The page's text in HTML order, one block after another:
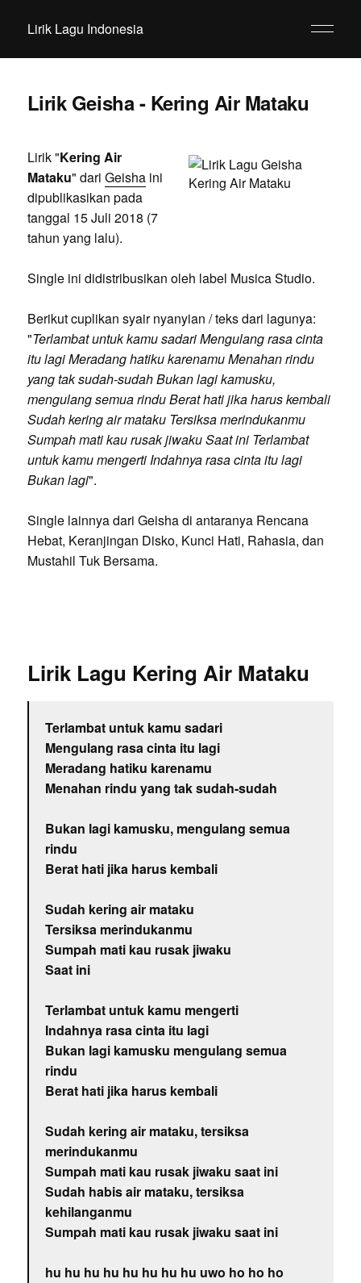
Lirik Lagu Indonesia
Lirik Geisha - Kering Air Mataku
Lirik "Kering Air
Mataku" dari Geishaini
dipublikasikan pada
tanggal 15 Juli 2018 (7
tahun yang lalu).
Single ini didistribusikan oleh label Musica Studio.
Berikut cuplikan syair nyanyian / teks dari lagunya:
"Terlambat untuk kamu sadari Mengulang rasa cinta
itu lagi Meradang hatiku karenamu Menahan rindu
yang tak sudah-sudah Bukan lagi kamusku,
mengulang semua rindu Berat hati jika harus kembali
Sudah kering air mataku Tersiksa merindukanmu
Sumpah mati kau rusak jiwaku Saat ini Terlambat
untuk kamu mengerti Indahnya rasa cinta itu lagi
Bukan lagi".
Single lainnya dari Geisha di antaranya Rencana
Hebat, Keranjingan Disko, Kunci Hati, Rahasia, dan
Mustahil Tuk Bersama.
Lirik Lagu Kering Air Mataku
Terlambat untuk kamu sadari
Mengulang rasa cinta itu lagi
Meradang hatiku karenamu
Menahan rindu yang tak sudah-sudah
Bukan lagi kamusku, mengulang semua
rindu
Berat hati jika harus kembali
Sudah kering air mataku
Tersiksa merindukanmu
Sumpah mati kau rusak jiwaku
Saat ini
Terlambat untuk kamu mengerti
Indahnya rasa cinta itu lagi
Bukan lagi kamusku mengulang semua
rindu
Berat hati jika harus kembali
Sudah kering air mataku, tersiksa
merindukanmu
Sumpah mati kau rusak jiwaku saat ini
Sudah habis air mataku, tersiksa
kehilanganmu
Sumpah mati kau rusak jiwaku saat ini
hu hu hu hu hu hu hu hu uwo ho ho ho